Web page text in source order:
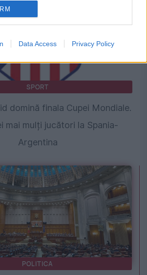
Data Access Privacy Policy
SPORT
domină finala Cupei Mondiale.
mai mulți jucători la Spania-
Argentina
POLITICA